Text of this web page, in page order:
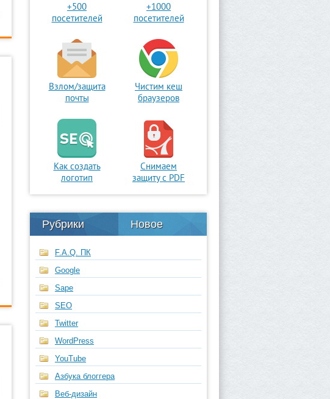
+500
посетителей
+1000
посетителей
Взлом/защита
почты
Чистим кеш
браузеров
Как создать
логотип
Снимаем
защиту с PDF
Рубрики Новое
F.A.Q. ПК
Google
Sape
SEO
Twitter
WordPress
YouTube
Азбука блоггера
Веб-дизайн